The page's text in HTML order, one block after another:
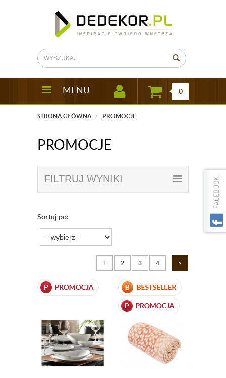
MENU 0
STRONA GŁÓWNA PROMOCJE
PROMOCJE
FILTRUJ WYNIKI
Sortuj po:
1 2 3 4 >